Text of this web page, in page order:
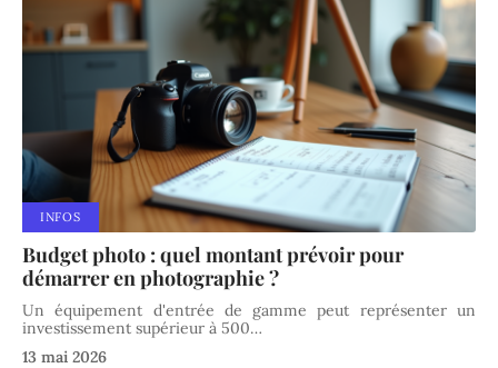
INFOS
Budget photo : quel montant prévoir pour
démarrer en photographie ?
Un équipement d'entrée de gamme peut représenter un
investissement supérieur à 500…
13 mai 2026